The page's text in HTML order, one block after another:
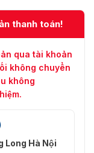
thanh toán!
qua tài khoản
không chuyển
không
Long Hà Nội